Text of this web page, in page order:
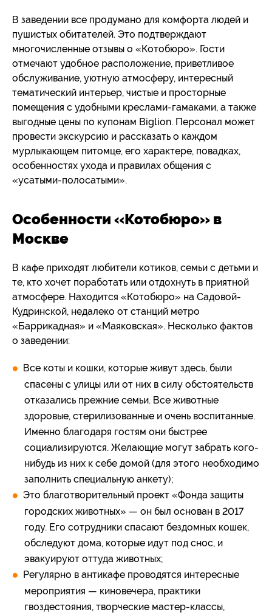
В заведении все продумано для комфорта людей и
пушистых обитателей. Это подтверждают
многочисленные отзывы о «Котобюро». Гости
отмечают удобное расположение, приветливое
обслуживание, уютную атмосферу, интересный
тематический интерьер, чистые и просторные
помещения с удобными креслами-гамаками, а также
выгодные цены по купонам Biglion. Персонал может
провести экскурсию и рассказать о каждом
мурлыкающем питомце, его характере, повадках,
особенностях ухода и правилах общения с
«усатыми-полосатыми».
Особенности «Котобюро» в
Москве
В кафе приходят любители котиков, семьи с детьми и
те, кто хочет поработать или отдохнуть в приятной
атмосфере. Находится «Котобюро» на Садовой-
Кудринской, недалеко от станций метро
«Баррикадная» и «Маяковская». Несколько фактов
о заведении:
Все коты и кошки, которые живут здесь, были
спасены с улицы или от них в силу обстоятельств
отказались прежние семьи. Все животные
здоровые, стерилизованные и очень воспитанные.
Именно благодаря гостям они быстрее
социализируются. Желающие могут забрать кого-
нибудь из них к себе домой (для этого необходимо
заполнить специальную анкету);
Это благотворительный проект «Фонда защиты
городских животных» — он был основан в 2017
году. Его сотрудники спасают бездомных кошек,
обследуют дома, которые идут под снос, и
эвакуируют оттуда животных;
Регулярно в антикафе проводятся интересные
мероприятия — киновечера, практики
гвоздестояния, творческие мастер-классы,